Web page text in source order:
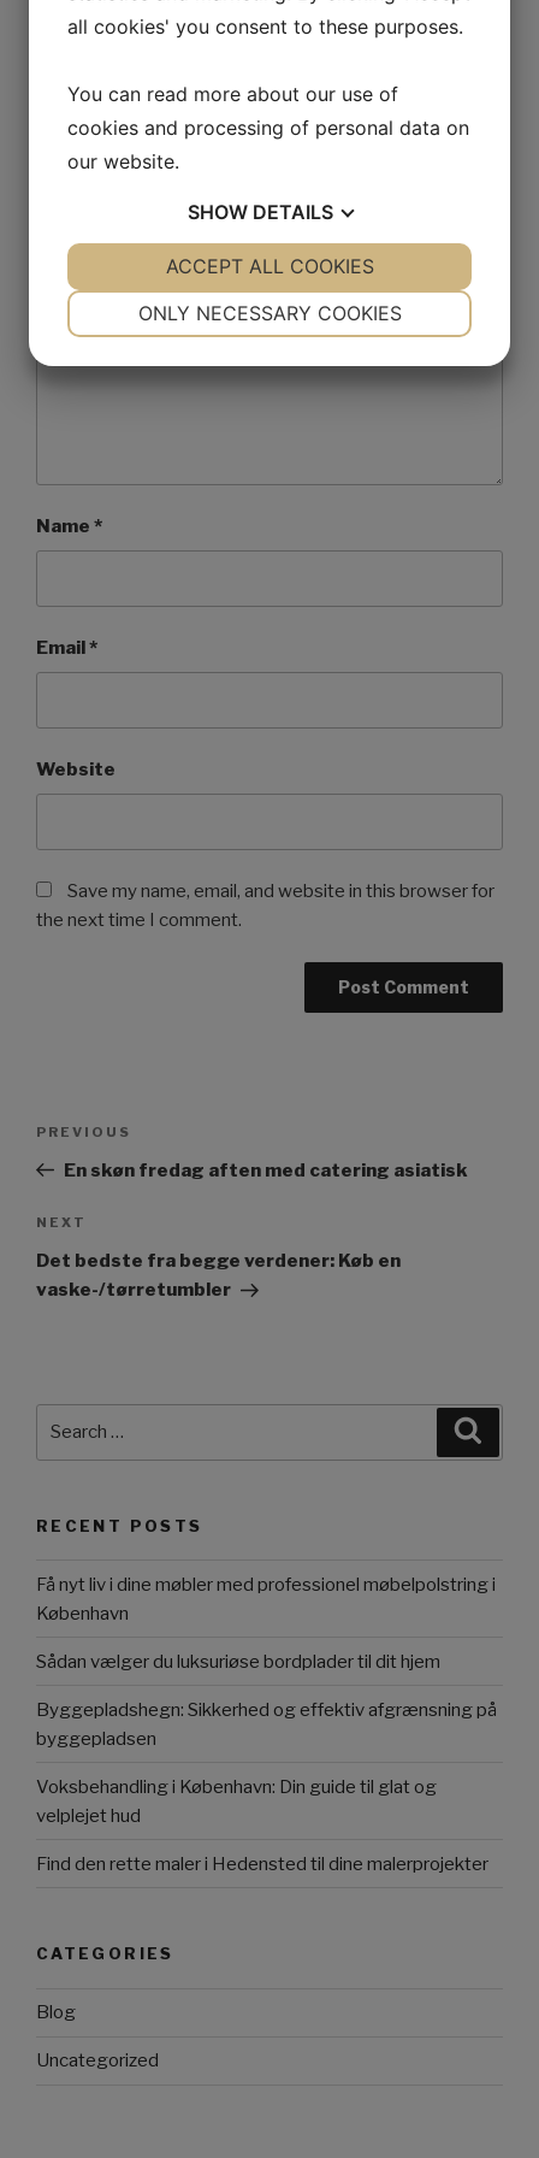
Your email address will not be published.
Required fields
Name *
Email*
Website
Save my name, email, and website in this browser for
the next time I comment.
Previous
Post
PREVIOUS
En skøn fredag aften med catering asiatisk
Next
Post
NEXT
Det bedste fra begge verdener: Køb en
vaske-/tørretumbler
RECENT POSTS
Få nyt liv i dine møbler med professionel møbelpolstring i
København
Sådan vælger du luksuriøse bordplader til dit hjem
Byggepladshegn: Sikkerhed og effektiv afgrænsning på
byggepladsen
Voksbehandling i København: Din guide til glat og
velplejet hud
Find den rette maler i Hedensted til dine malerprojekter
CATEGORIES
Blog
Uncategorized
all cookies' you consent to these purposes.
You can read more about our use of
cookies and processing of personal data on
our website.
SHOW DETAILS
YES NO YES NO
ONLY NECESSARY COOKIES
ACCEPT ALL COOKIES